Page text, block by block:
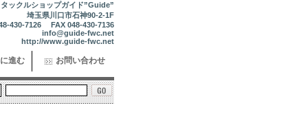
タックルショップガイド”Guide”
埼玉県川口市石神90-2-1F
430-7126 FAX 048-430-7136
info@guide-fwc.net
http://www.guide-fwc.net
進む お問い合わせ